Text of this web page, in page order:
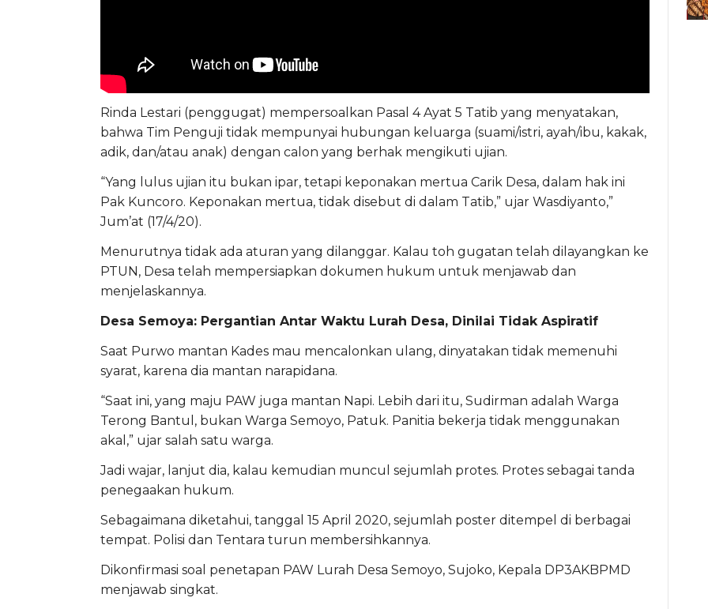
Rinda Lestari (penggugat) mempersoalkan Pasal 4 Ayat 5 Tatib yang menyatakan,
bahwa Tim Penguji tidak mempunyai hubungan keluarga (suami/istri, ayah/ibu, kakak,
adik, dan/atau anak) dengan calon yang berhak mengikuti ujian.
“Yang lulus ujian itu bukan ipar, tetapi keponakan mertua Carik Desa, dalam hak ini
Pak Kuncoro. Keponakan mertua, tidak disebut di dalam Tatib,” ujar Wasdiyanto,”
Jum’at (17/4/20).
Menurutnya tidak ada aturan yang dilanggar. Kalau toh gugatan telah dilayangkan ke
PTUN, Desa telah mempersiapkan dokumen hukum untuk menjawab dan
menjelaskannya.
Desa Semoya: Pergantian Antar Waktu Lurah Desa, Dinilai Tidak Aspiratif
Saat Purwo mantan Kades mau mencalonkan ulang, dinyatakan tidak memenuhi
syarat, karena dia mantan narapidana.
“Saat ini, yang maju PAW juga mantan Napi. Lebih dari itu, Sudirman adalah Warga
Terong Bantul, bukan Warga Semoyo, Patuk. Panitia bekerja tidak menggunakan
akal,” ujar salah satu warga.
Jadi wajar, lanjut dia, kalau kemudian muncul sejumlah protes. Protes sebagai tanda
penegaakan hukum.
Sebagaimana diketahui, tanggal 15 April 2020, sejumlah poster ditempel di berbagai
tempat. Polisi dan Tentara turun membersihkannya.
Dikonfirmasi soal penetapan PAW Lurah Desa Semoyo, Sujoko, Kepala DP3AKBPMD
menjawab singkat.